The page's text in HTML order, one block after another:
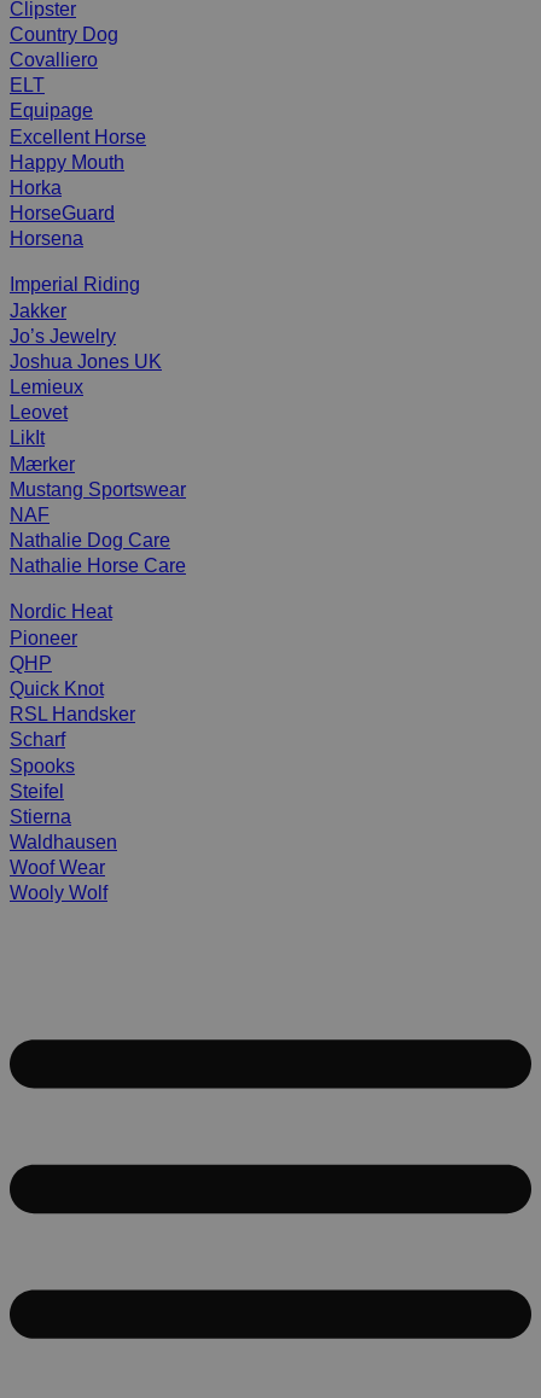
Clipster
Country Dog
Covalliero
ELT
Equipage
Excellent Horse
Happy Mouth
Horka
HorseGuard
Horsena
Imperial Riding
Jakker
Jo’s Jewelry
Joshua Jones UK
Lemieux
Leovet
LikIt
Mærker
Mustang Sportswear
NAF
Nathalie Dog Care
Nathalie Horse Care
Nordic Heat
Pioneer
QHP
Quick Knot
RSL Handsker
Scharf
Spooks
Steifel
Stierna
Waldhausen
Woof Wear
Wooly Wolf